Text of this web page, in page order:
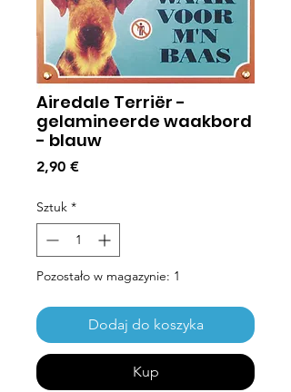
Airedale Terriër -
gelamineerde waakbord
- blauw
2,90 €Cena
Sztuk *
Pozostało w magazynie: 1
Dodaj do koszyka
Kup